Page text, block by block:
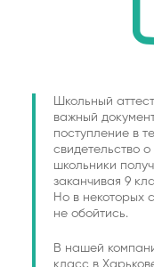
Школьный
важный
поступление в
свидетельство
школьники
заканчивая 9
Но в некоторых
не обойтись.
В нашей
класс в